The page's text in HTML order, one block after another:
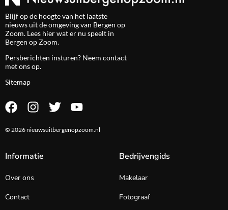
Blijf op de hoogte van het laatste
nieuws uit de omgeving van Bergen op
Zoom. Lees hier wat er nu speelt in
Bergen op Zoom.
Persberichten insturen? Neem contact
met ons op.
Sitemap
© 2026 nieuwsuitbergenopzoom.nl
Informatie
Over ons
Contact
Bedrijvengids
Makelaar
Fotograaf